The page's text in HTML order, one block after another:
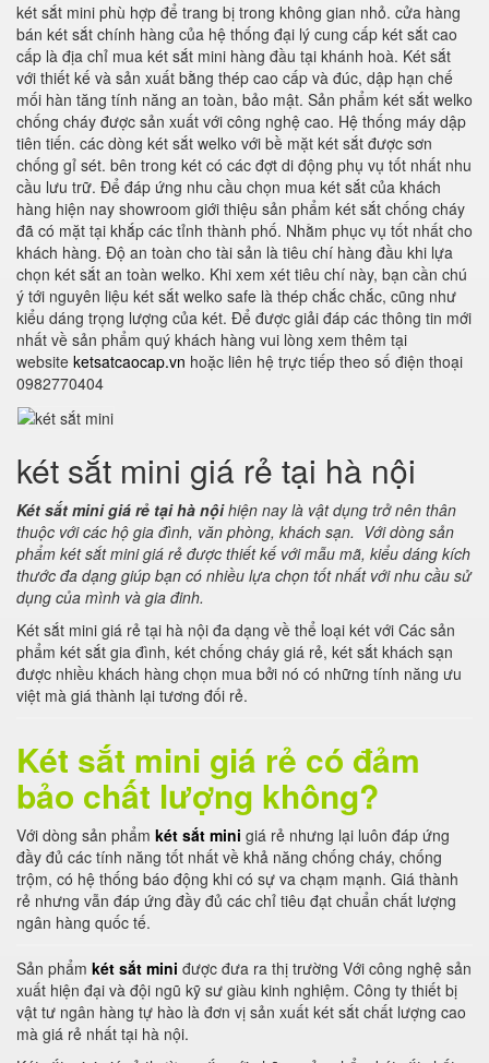
két sắt mini phù hợp để trang bị trong không gian nhỏ. cửa hàng
bán két sắt chính hàng của hệ thống đại lý cung cấp két sắt cao
cấp là địa chỉ mua két sắt mini hàng đầu tại khánh hoà. Két sắt
với thiết kế và sản xuất bằng thép cao cấp và đúc, dập hạn chế
mối hàn tăng tính năng an toàn, bảo mật. Sản phẩm két sắt welko
chống cháy được sản xuất với công nghệ cao. Hệ thống máy dập
tiên tiến. các dòng két sắt welko với bề mặt két sắt được sơn
chống gỉ sét. bên trong két có các đợt di động phụ vụ tốt nhất nhu
cầu lưu trữ. Để đáp ứng nhu cầu chọn mua két sắt của khách
hàng hiện nay showroom giới thiệu sản phẩm két sắt chống cháy
đã có mặt tại khắp các tỉnh thành phố. Nhằm phục vụ tốt nhất cho
khách hàng. Độ an toàn cho tài sản là tiêu chí hàng đầu khi lựa
chọn két sắt an toàn welko. Khi xem xét tiêu chí này, bạn cần chú
ý tới nguyên liệu két sắt welko safe là thép chắc chắc, cũng như
kiểu dáng trọng lượng của két. Để được giải đáp các thông tin mới
nhất về sản phẩm quý khách hàng vui lòng xem thêm tại
website ketsatcaocap.vn hoặc liên hệ trực tiếp theo số điện thoại
0982770404
két sắt mini giá rẻ tại hà nội
Két sắt mini giá rẻ tại hà nộihiện nay là vật dụng trở nên thân
thuộc với các hộ gia đình, văn phòng, khách sạn. Với dòng sản
phẩm két sắt mini giá rẻ được thiết kế với mẫu mã, kiểu dáng kích
thước đa dạng giúp bạn có nhiều lựa chọn tốt nhất với nhu cầu sử
dụng của mình và gia đinh.
Két sắt mini giá rẻ tại hà nội đa dạng về thể loại két với Các sản
phẩm két sắt gia đình, két chống cháy giá rẻ, két sắt khách sạn
được nhiều khách hàng chọn mua bởi nó có những tính năng ưu
việt mà giá thành lại tương đối rẻ.
Két sắt mini giá rẻ có đảm
bảo chất lượng không?
Với dòng sản phẩm két sắt mini giá rẻ nhưng lại luôn đáp ứng
đầy đủ các tính năng tốt nhất về khả năng chống cháy, chống
trộm, có hệ thống báo động khi có sự va chạm mạnh. Giá thành
rẻ nhưng vẫn đáp ứng đầy đủ các chỉ tiêu đạt chuẩn chất lượng
ngân hàng quốc tế.
Sản phẩm két sắt mini được đưa ra thị trường Với công nghệ sản
xuất hiện đại và đội ngũ kỹ sư giàu kinh nghiệm. Công ty thiết bị
vật tư ngân hàng tự hào là đơn vị sản xuất két sắt chất lượng cao
mà giá rẻ nhất tại hà nội.